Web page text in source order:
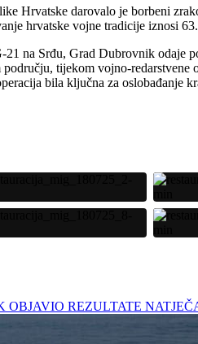
Hrvatske darovalo je borbeni
hrvatske vojne tradicije iznosi
na Srđu, Grad Dubrovnik odaje
tijekom vojno-
bila ključna za oslobađanje
OBJAVIO REZULTATE